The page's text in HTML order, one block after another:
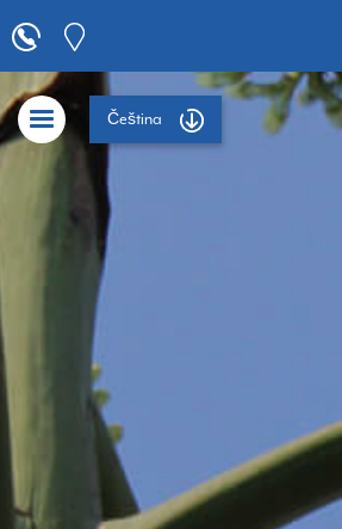
Čeština